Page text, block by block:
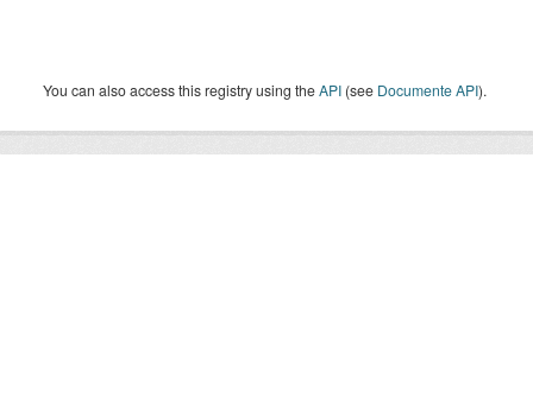
You can also access this registry using theAPI (see Documente API).